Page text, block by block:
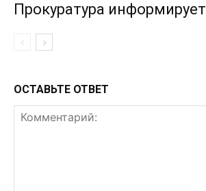
Прокуратура информирует
ОСТАВЬТЕ ОТВЕТ